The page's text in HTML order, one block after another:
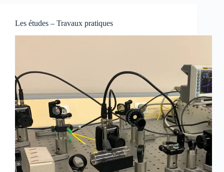
Les études – Travaux pratiques